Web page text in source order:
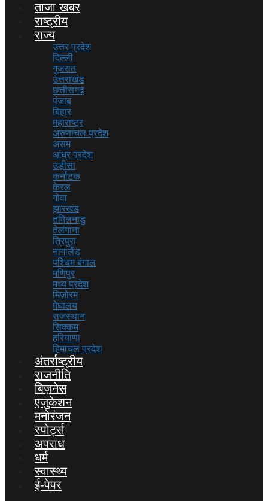
ताजा खबर
राष्ट्रीय
राज्य
उत्तर प्रदेश
दिल्ली
गुजरात
उत्तराखंड
छत्तीसगढ़
पंजाब
बिहार
महाराष्ट्र
अरुणाचल प्रदेश
असम
आंध्र प्रदेश
उड़ीसा
कर्नाटक
केरल
गोवा
झारखंड
तमिलनाडु
तेलंगाना
त्रिपुरा
नागालैंड
पश्चिम बंगाल
मणिपुर
मध्य प्रदेश
मिज़ोरम
मेघालय
राजस्थान
सिक्कम
हरियाणा
हिमाचल प्रदेश
अंतर्राष्ट्रीय
राजनीति
बिज़नेस
एजुकेशन
मनोरंजन
स्पोर्ट्स
अपराध
धर्म
स्वास्थ्य
ई-पेपर